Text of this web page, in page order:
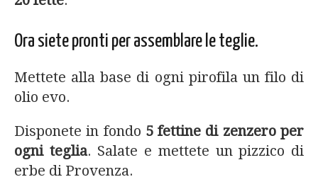
Ora siete pronti per assemblare le teglie.
Mettete alla base di ogni pirofila un filo di
olio evo.
Disponete in fondo 5 fettine di zenzero per
ogni teglia. Salate e mettete un pizzico di
erbe di Provenza.